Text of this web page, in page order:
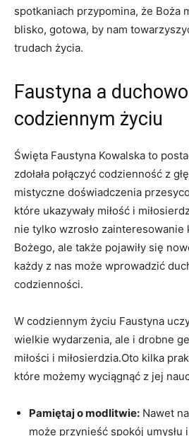
spotkaniach przypomina,⁣ że Boża
blisko,⁣ gotowa, by nam
trudach życia.
Faustyna a
codziennym życiu
Święta Faustyna Kowalska to
zdołała połączyć ‍codzienność z
mistyczne doświadczenia
które ukazywały‍ miłość i
nie tylko wzrosło zainteresowanie
Bożego,⁣ ale także pojawiły się
każdy⁤ z nas może wprowadzić
codzienności.
W codziennym życiu Faustyna
wielkie wydarzenia, ale i ⁤drobne
miłości i miłosierdzia.Oto kilka
‍które ‌możemy wyciągnąć z jej
Pamiętaj ​o modlitwie: Nawet
może przynieść spokój umysłu